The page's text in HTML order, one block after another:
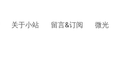
关于小站 留言&订阅 微光